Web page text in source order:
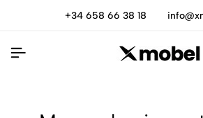
+34 658 66 38 18